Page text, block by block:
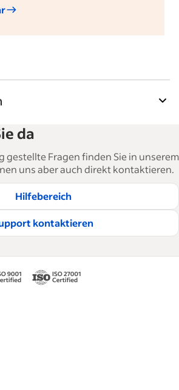
Unternehmen beim Recruiting
ihrer Mitarbeiter*innen. In
in 6 Sprachen bieten wir
Anleitungen und Best
beim Recruiting und
Mitarbeiter*innen zu
lesen
da
Fragen finden Sie in unserem
uns aber auch direkt kontaktieren.
Hilfebereich
kontaktieren